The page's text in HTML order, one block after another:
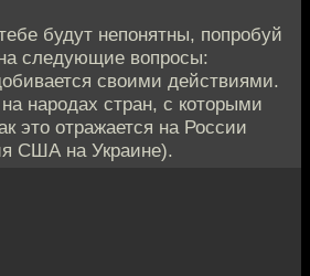
будут непонятны, попробуй
следующие вопросы:
своими действиями.
народах стран, с которыми
это отражается на России
США на Украине).